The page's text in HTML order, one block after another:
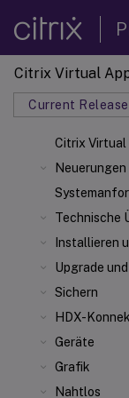
Citrix Virtual
Current Release
Citrix Virtual
Neuerungen
Technische
Installieren
Upgrade
Sichern
HDX-
Geräte
Grafik
Nahtlos